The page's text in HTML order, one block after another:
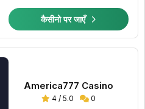
कैसीनो पर जाएँ
America777 Casino
4 / 5.0 0